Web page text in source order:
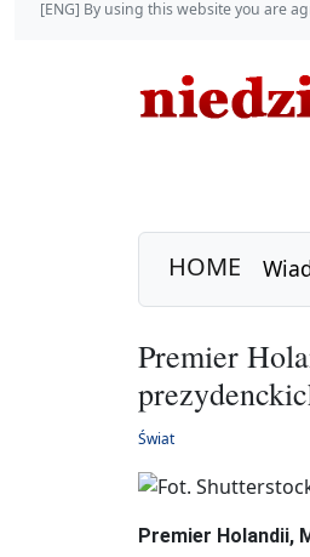
[ENG] By using this website you are
HOME
Premier
Świat
Premier Holandii,